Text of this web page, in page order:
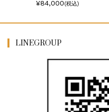
¥84,000(税込)
LINEGROUP